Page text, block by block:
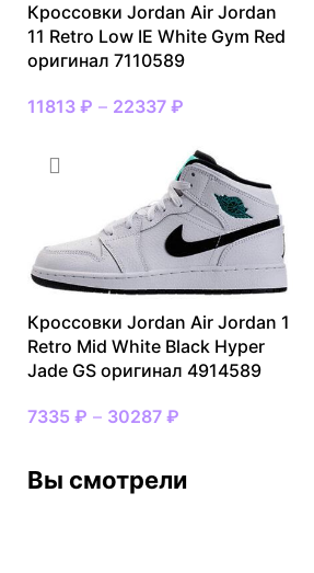
Кроссовки Jordan Air Jordan
11 Retro Low IE White Gym Red
оригинал 7110589
11813 ₽ – 22337 ₽
Кроссовки Jordan Air Jordan 1
Retro Mid White Black Hyper
Jade GS оригинал 4914589
7335 ₽ – 30287 ₽
Вы смотрели